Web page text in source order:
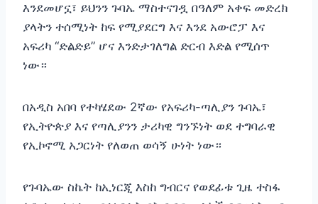
እንደመሆኗ፣ ይህንን ጉባኤ ማስተናገዷ በዓለም አቀፍ መድረክ
ያላትን ተሰሚነት ከፍ የሚያደርግ እና እንደ አውሮፓ እና
አፍሪካ “ድልድይ” ሆና እንድታገለግል ድርብ እድል የሚሰጥ
ነው።
በአዲስ አበባ የተካሄደው 2ኛው የአፍሪካ-ጣሊያን ጉባኤ፣
የኢትዮጵያ እና የጣሊያንን ታሪካዊ ግንኙነት ወደ ተግባራዊ
የኢኮኖሚ አጋርነት የለወጠ ወሳኝ ሁነት ነው።
የጉባኤው ስኬት ከኢነርጂ እስከ ግብርና የወደፊቱ ጊዜ ተስፋ